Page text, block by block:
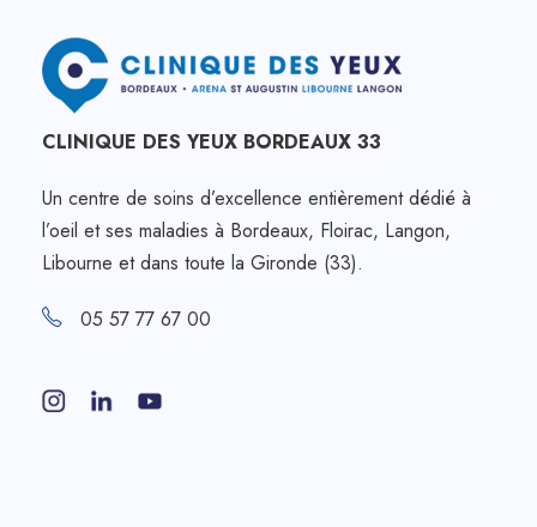
CLINIQUE DES YEUX BORDEAUX 33
Un centre de soins d’excellence entièrement dédié à
l’oeil et ses maladies à Bordeaux, Floirac, Langon,
Libourne et dans toute la Gironde (33).
05 57 77 67 00